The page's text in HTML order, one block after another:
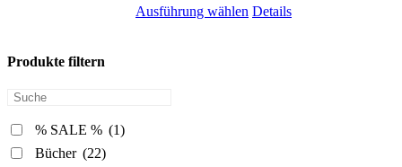
Ausführung wählen Dieses
Details
Produkte filtern
% SALE % (1)
Bücher (22)